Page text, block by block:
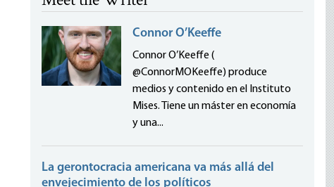
Connor O’Keeffe
Connor O’Keeffe (
@ConnorMOKeeffe) produce
medios y contenido en el Instituto
Mises. Tiene un máster en economía
y una...
La gerontocracia americana va más allá del
envejecimiento de los políticos